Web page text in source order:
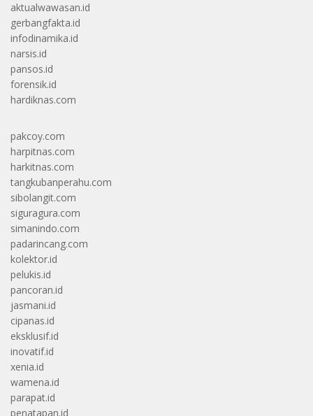
aktualwawasan.id
gerbangfakta.id
infodinamika.id
narsis.id
pansos.id
forensik.id
hardiknas.com
pakcoy.com
harpitnas.com
harkitnas.com
tangkubanperahu.com
sibolangit.com
siguragura.com
simanindo.com
padarincang.com
kolektor.id
pelukis.id
pancoran.id
jasmani.id
cipanas.id
eksklusif.id
inovatif.id
xenia.id
wamena.id
parapat.id
penatapan.id